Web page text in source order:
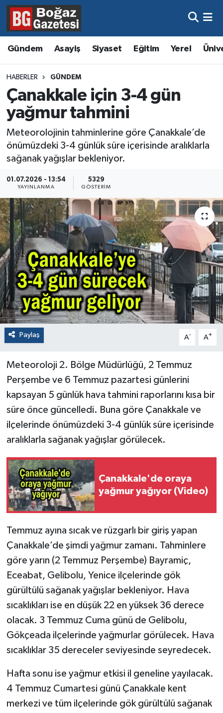
Gündem Asayiş Siyaset Eğitim Yerel
HABERLER GÜNDEM
Çanakkale için 3-4 gün
yağmur tahmini
Meteorolojinin tahminlerine göre Çanakkale’de
önümüzdeki 3-4 günlük süre içerisinde aralıklarla
sağanak yağışlar bekleniyor.
01.07.2026 - 13:54
YAYINLANMA
5329
GÖSTERIM
Paylaş A- A+
Meteoroloji 2. Bölge Müdürlüğü, 2 Temmuz
Perşembe ve 6 Temmuz pazartesi günlerini
kapsayan 5 günlük hava tahmini raporlarını kısa bir
süre önce güncelledi. Buna göre Çanakkale ve
ilçelerinde önümüzdeki 3-4 günlük süre içerisinde
aralıklarla sağanak yağışlar görülecek.
Çanakkale'de oraya
yağmur yağıyor (Video)
Temmuz ayına sıcak ve rüzgarlı bir giriş yapan
Çanakkale’de şimdi yağmur zamanı. Tahminlere
göre yarın (2 Temmuz Perşembe) Bayramiç,
Eceabat, Gelibolu, Yenice ilçelerinde gök
gürültülü sağanak yağışlar bekleniyor. Hava
sıcaklıkları ise en düşük 22 en yüksek 36 derece
olacak. 3 Temmuz Cuma günü de Gelibolu,
Gökçeada ilçelerinde yağmurlar görülecek. Hava
sıcaklıklar 35 dereceler seviyesinde seyredecek.
Hafta sonu ise yağmur etkisi il geneline yayılacak.
4 Temmuz Cumartesi günü Çanakkale kent
merkezi ve tüm ilçelerinde gök gürültülü sağanak
Asayiş
Eğitim
Ekonomi
Gündem
Kültür ve Sanat
Magazin
Resmi İlanlar
Sağlık
Hava Durumu
Trafik Durumu
Süper Lig Puan Durumu ve Fikstür
Tüm Manşetler
Son Dakika Haberleri
Haber Arşivi